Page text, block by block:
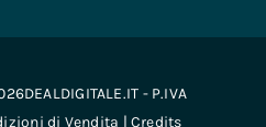
- P.IVA
di Vendita Credits